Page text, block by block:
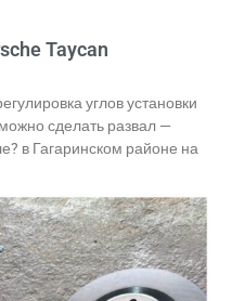
Taycan
углов установки
сделать развал —
в Гагаринском районе на